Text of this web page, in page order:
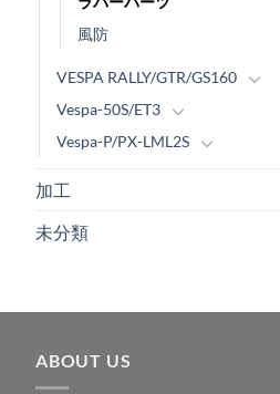
風防
VESPA RALLY/GTR/GS160
Vespa-50S/ET3
Vespa-P/PX-LML2S
加工
未分類
ABOUT US